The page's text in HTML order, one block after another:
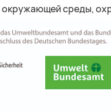
среды,